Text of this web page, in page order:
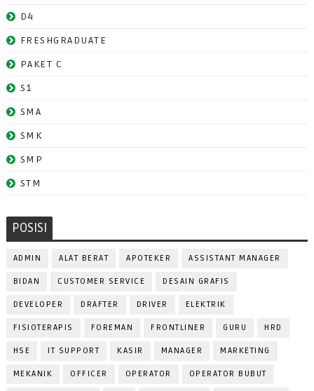
D4
FRESHGRADUATE
PAKET C
S1
SMA
SMK
SMP
STM
POSISI
ADMIN ALAT BERAT APOTEKER ASSISTANT MANAGER
BIDAN CUSTOMER SERVICE DESAIN GRAFIS
DEVELOPER DRAFTER DRIVER ELEKTRIK
FISIOTERAPIS FOREMAN FRONTLINER GURU HRD
HSE IT SUPPORT KASIR MANAGER MARKETING
MEKANIK OFFICER OPERATOR OPERATOR BUBUT